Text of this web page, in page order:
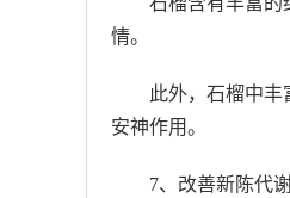
情。
此外，石榴中
安神作用。
7、改善新陈代